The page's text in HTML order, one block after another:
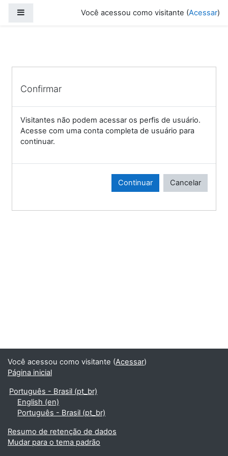
Você acessou como visitante (Acessar)
Confirmar
Visitantes não podem acessar os perfis de usuário.
Acesse com uma conta completa de usuário para
continuar.
Continuar Cancelar
Você acessou como visitante (Acessar)
Página inicial
Português - Brasil ‎(pt_br)‎
English ‎(en)‎
Português - Brasil ‎(pt_br)‎
Resumo de retenção de dados
Mudar para o tema padrão